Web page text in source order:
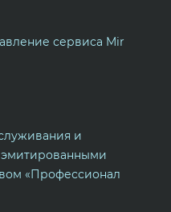
сервиса Mir
и
эмитированными
«Профессионал